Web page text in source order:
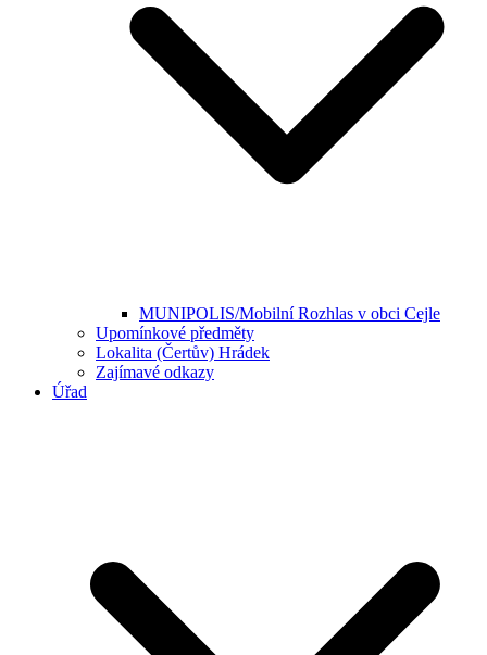
MUNIPOLIS/Mobilní Rozhlas v obci Cejle
Upomínkové předměty
Lokalita (Čertův) Hrádek
Zajímavé odkazy
Úřad